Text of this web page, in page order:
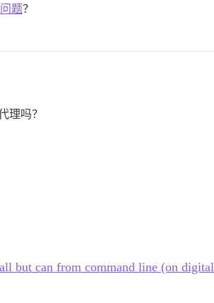
题？
理吗？
but can from command line (on digital